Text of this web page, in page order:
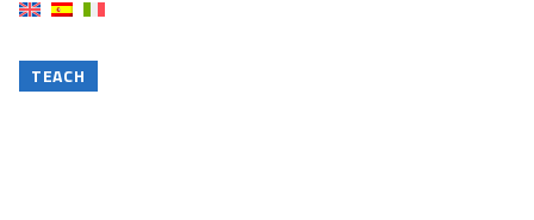
TEACH